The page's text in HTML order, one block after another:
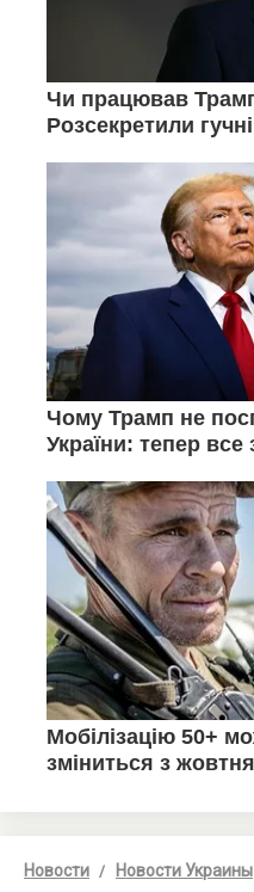
Новости Новости Украины